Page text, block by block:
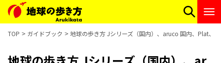
TOP ガイドブック 地球の歩き方 Jシリーズ（国内）、aruco 国内、Plat、